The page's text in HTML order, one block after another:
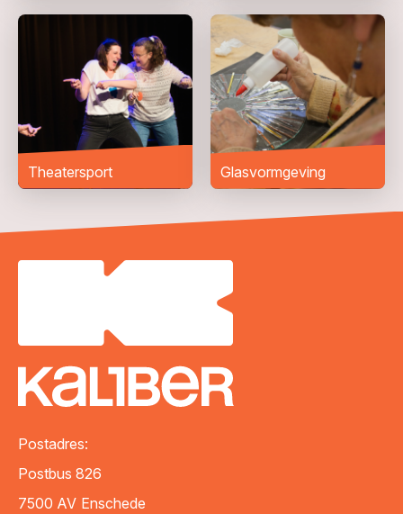
Theatersport Glasvormgeving
Postadres:
Postbus 826
7500 AV Enschede